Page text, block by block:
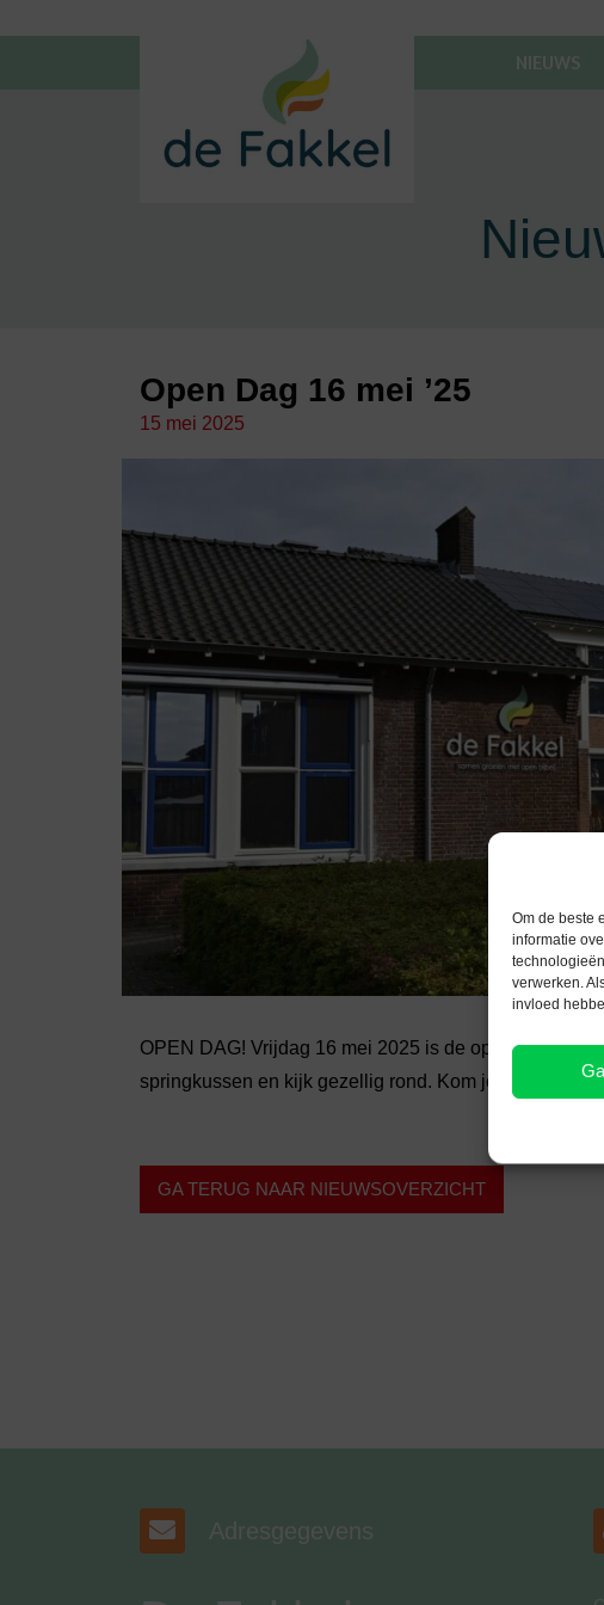
Om de beste
informatie
verwerken.
invloed
NIEUWS
Open Dag 16 mei ’25
15 mei 2025
OPEN DAG! Vrijdag 16 mei 2025 is de open dag bij
springkussen en kijk gezellig rond. Kom je ook
GA TERUG NAAR NIEUWSOVERZICHT
Adresgegevens